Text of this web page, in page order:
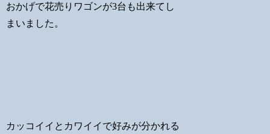
おかげで花売りワゴンが3台も出来てし
まいました。
カッコイイとカワイイで好みが分かれる